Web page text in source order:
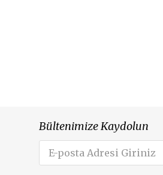
Bültenimize Kaydolun